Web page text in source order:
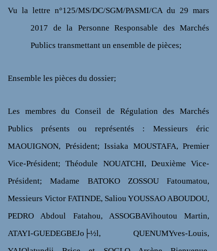
Vu la lettre n°125/MS/DC/SGM/PASMI/CA du 29 mars
2017 de la Personne Responsable des Marchés
Publics transmettant un ensemble de pièces;
Ensemble les pièces du dossier;
Les membres du Conseil de Régulation des Marchés
Publics présents ou représentés : Messieurs éric
MAOUIGNON, Président; Issiaka MOUSTAFA, Premier
Vice-Président; Théodule NOUATCHI, Deuxième Vice-
Président; Madame BATOKO ZOSSOU Fatoumatou,
Messieurs Victor FATINDE, Saliou YOUSSAO ABOUDOU,
PEDRO Abdoul Fatahou, ASSOGBAVihoutou Martin,
ATAYI-GUEDEGBEJo├½l, QUENUMYves-Louis,